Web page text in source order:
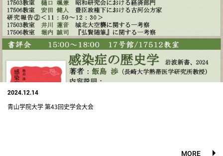
2024.12.14
青山学院大学 第43回史学会大会
MORE